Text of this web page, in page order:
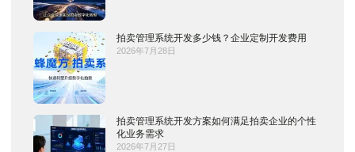
拍卖管理系统开发多少钱？企业定制开发费用
2026年7月28日
拍卖管理系统开发方案如何满足拍卖企业的个性
化业务需求
2026年7月27日